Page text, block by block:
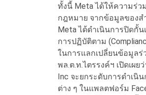
ทั้งนี้ Meta ได้ให้ความร่ว
กฎหมาย จากข้อมูลของส
Meta ได้ดำเนินการปิดกั้
การปฏิบัติตาม
ในการแลกเปลี่ยนข้อมูล
พล.ต.ท.ไตรรงค์ฯ เปิดเผ
Inc จะยกระดับการดำเ
ต่าง ๆ ในแพลตฟอร์ม